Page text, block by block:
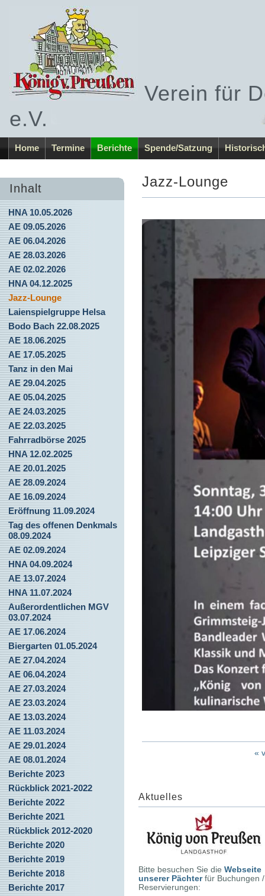
Verein für
e.V.
Home Termine Berichte Spende/Satzung
Inhalt
HNA 10.05.2026
AE 09.05.2026
AE 06.04.2026
AE 28.03.2026
AE 02.02.2026
HNA 04.12.2025
Jazz-Lounge
Laienspielgruppe Helsa
Bodo Bach 22.08.2025
AE 18.06.2025
AE 17.05.2025
Tanz in den Mai
AE 29.04.2025
AE 05.04.2025
AE 24.03.2025
AE 22.03.2025
Fahrradbörse 2025
HNA 12.02.2025
AE 20.01.2025
AE 28.09.2024
AE 16.09.2024
Eröffnung 11.09.2024
Tag des offenen Denkmals
08.09.2024
AE 02.09.2024
HNA 04.09.2024
AE 13.07.2024
HNA 11.07.2024
Außerordentlichen MGV
03.07.2024
AE 17.06.2024
Biergarten 01.05.2024
AE 27.04.2024
AE 06.04.2024
AE 27.03.2024
AE 23.03.2024
AE 13.03.2024
AE 11.03.2024
AE 29.01.2024
AE 08.01.2024
Berichte 2023
Rückblick 2021-2022
Berichte 2022
Berichte 2021
Rückblick 2012-2020
Berichte 2020
Berichte 2019
Berichte 2018
Berichte 2017
Jazz-Lounge
«
Aktuelles
Bitte besuchen Sie die Webseite
unserer Pächterfür Buchungen /
Reservierungen: